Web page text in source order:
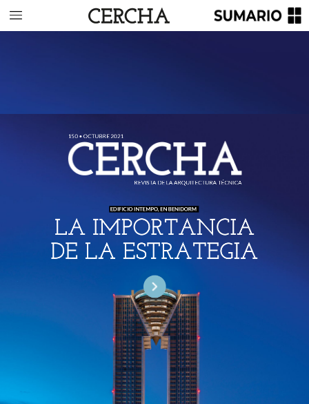
EDIFICIOINTEMPO, EN BENIDORM
LA IMPORTANCIA
DE LA ESTRATEGIA
REVISTA DE LA ARQUITECTURA TÉCNICA
150 • OCTUBRE 2021